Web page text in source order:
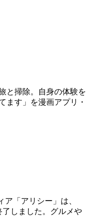
と掃除。自身の体験を
ます」を漫画アプリ・
「アリシー」は、
了しました。グルメや